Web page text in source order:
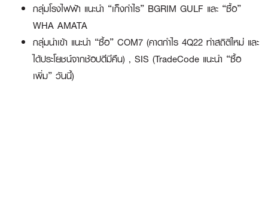
กลุ่มโรงไฟฟ้า แนะนำ “เก็งกำไร” BGRIM GULF และ “ซื้อ”
WHA AMATA
กลุ่มนำเข้า แนะนำ “ซื้อ” COM7 (คาดกำไร 4Q22 ทำสถิติใหม่ และ
ได้ประโยชน์จากช้อปดีมีคืน) , SIS (TradeCode แนะนำ “ซื้อ
เพิ่ม” วันนี้)